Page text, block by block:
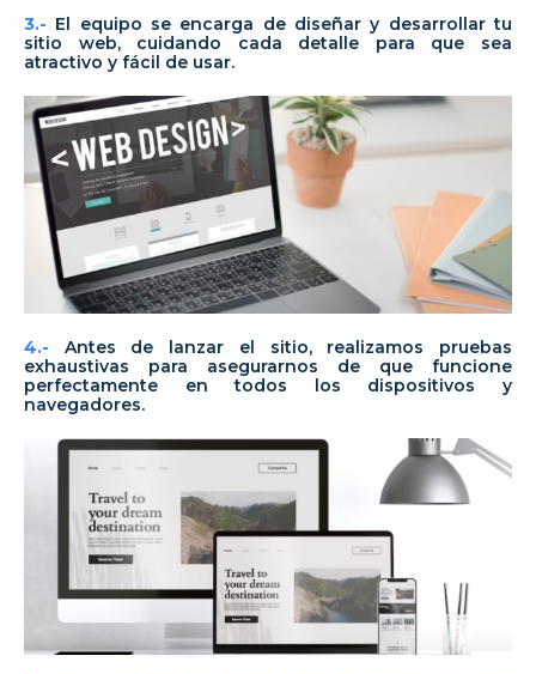
3.- El equipo se encarga de diseñar y desarrollar tu
sitio web, cuidando cada detalle para que sea
atractivo y fácil de usar.
4.- Antes de lanzar el sitio, realizamos pruebas
exhaustivas para asegurarnos de que funcione
perfectamente en todos los dispositivos y
navegadores.